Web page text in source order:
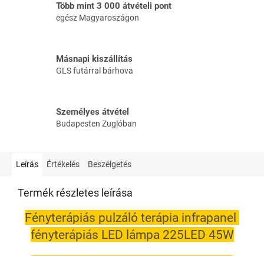
Több mint 3 000 átvételi pont
egész Magyaroszágon
Másnapi kiszállítás
GLS futárral bárhova
Személyes átvétel
Budapesten Zuglóban
Leírás Értékelés Beszélgetés
Termék részletes leírása
Fényterápiás pulzáló terápia infrapanel
fényterápiás LED lámpa 225LED 45W